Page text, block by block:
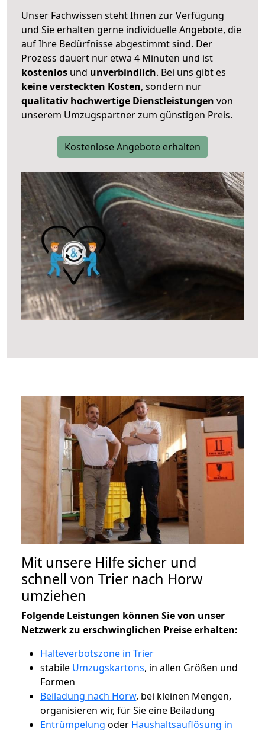
Unser Fachwissen steht Ihnen zur Verfügung
und Sie erhalten gerne individuelle Angebote, die
auf Ihre Bedürfnisse abgestimmt sind. Der
Prozess dauert nur etwa 4 Minuten und ist
kostenlos und unverbindlich. Bei uns gibt es
keine versteckten Kosten, sondern nur
qualitativ hochwertige Dienstleistungen von
unserem Umzugspartner zum günstigen Preis.
Kostenlose Angebote erhalten
Mit unsere Hilfe sicher und
schnell von Trier nach Horw
umziehen
Folgende Leistungen können Sie von unser
Netzwerk zu erschwinglichen Preise erhalten:
Halteverbotszone in Trier
stabile Umzugskartons, in allen Größen und
Formen
Beiladung nach Horw, bei kleinen Mengen,
organisieren wir, für Sie eine Beiladung
Entrümpelung oder Haushaltsauflösung in